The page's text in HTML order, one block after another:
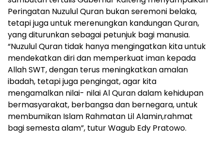
Peringatan Nuzulul Quran bukan seremoni belaka,
tetapi juga untuk merenungkan kandungan Quran,
yang diturunkan sebagai petunjuk bagi manusia.
“Nuzulul Quran tidak hanya mengingatkan kita untuk
mendekatkan diri dan memperkuat iman kepada
Allah SWT, dengan terus meningkatkan amalan
ibadah, tetapi juga pengingat, agar kita
mengamalkan nilai- nilai Al Quran dalam kehidupan
bermasyarakat, berbangsa dan bernegara, untuk
membumikan Islam Rahmatan Lil Alamin,rahmat
bagi semesta alam”, tutur Wagub Edy Pratowo.